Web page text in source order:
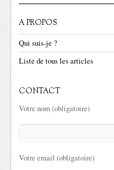
A PROPOS
Qui suis-je ?
Liste de tous les articles
CONTACT
Votre nom (obligatoire)
Votre email (obligatoire)